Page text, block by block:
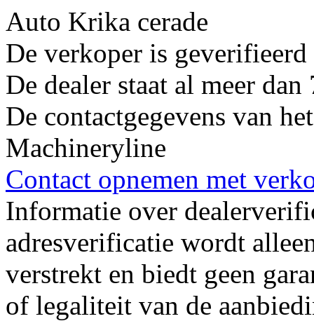
Auto Krika cerade
De verkoper is
De dealer staat al meer
De contactgegevens van
Machineryline
Contact opnemen met
Informatie over
adresverificatie wordt
verstrekt en biedt geen
of legaliteit van de